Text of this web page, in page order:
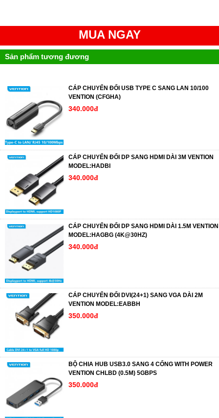
MUA NGAY
Sản phẩm tương đương
CÁP CHUYỂN ĐỔI USB TYPE C SANG LAN 10/100
VENTION (CFGHA)
340.000đ
CÁP CHUYỂN ĐỔI DP SANG HDMI DÀI 3M VENTION
MODEL:HADBI
340.000đ
CÁP CHUYỂN ĐỔI DP SANG HDMI DÀI 1.5M VENTION
MODEL:HAGBG (4K@30HZ)
340.000đ
CÁP CHUYỂN ĐỔI DVI(24+1) SANG VGA DÀI 2M
VENTION MODEL:EABBH
350.000đ
BỘ CHIA HUB USB3.0 SANG 4 CỔNG WITH POWER
VENTION CHLBD (0.5M) 5GBPS
350.000đ